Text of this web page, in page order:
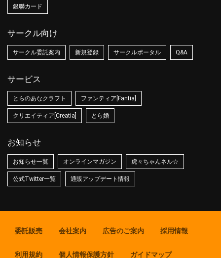
銀聯カード
サークル向け
サークル委託案内 新規登録 サークルポータル Q&A
サービス
とらのあなクラフト ファンティア[Fantia]
クリエイティア[Creatia] とら婚
お知らせ
お知らせ一覧 オンラインマガジン 虎々ちゃんネル☆
公式Twitter一覧 通販アップデート情報
委託販売 会社案内 広告のご案内 採用情報
利用規約 個人情報保護方針 ガイドマップ